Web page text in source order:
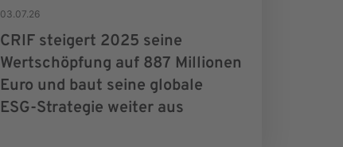
03.07.26
CRIF steigert 2025 seine
Wertschöpfung auf 887 Millionen
Euro und baut seine globale
ESG-Strategie weiter aus